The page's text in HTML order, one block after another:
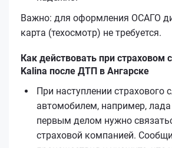
Важно: для оформления ОСАГО
карта (техосмотр) не требуется.
Как действовать при страховом
Kalina после ДТП в Ангарске
При наступлении страхового
автомобилем, например,
первым делом нужно
страховой компанией.